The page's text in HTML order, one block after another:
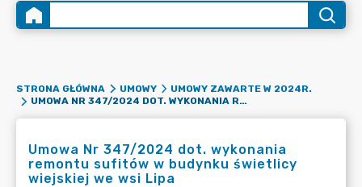
STRONA GŁÓWNA UMOWY
UMOWY ZAWARTE W 2024R.
UMOWA NR 347/2024 DOT. WYKONANIA REMONTU SUFITÓW W BUDYNKU ŚWIETLICY WIEJSKIEJ WE WSI LIPA
Umowa Nr 347/2024 dot. wykonania
remontu sufitów w budynku świetlicy
wiejskiej we wsi Lipa